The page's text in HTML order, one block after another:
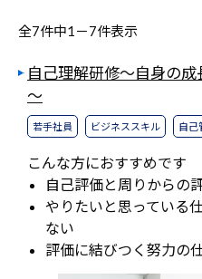
全7件中1－7件表示
自己理解研修～自身の
～
若手社員 ビジネススキル 自己
こんな方におすすめです
自己評価と周りからの
やりたいと思っている
ない
評価に結びつく努力の